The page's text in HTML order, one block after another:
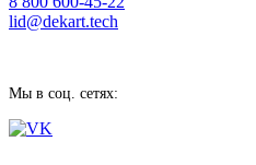
lid@dekart.tech
Мы в соц. сетях: